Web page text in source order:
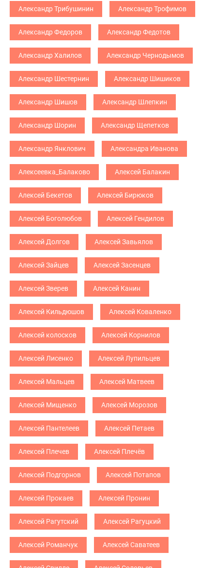
Александр Трибушинин Александр Трофимов
Александр Федоров Александр Федотов
Александр Халилов Александр Чернодымов
Александр Шестернин Александр Шишиков
Александр Шишов Александр Шлепкин
Александр Шорин Александр Щепетков
Александр Янклович Александра Иванова
Алексеевка_Балаково Алексей Балакин
Алексей Бекетов Алексей Бирюков
Алексей Боголюбов Алексей Гендилов
Алексей Долгов Алексей Завьялов
Алексей Зайцев Алексей Засенцев
Алексей Зверев Алексей Канин
Алексей Кильдюшов Алексей Коваленко
Алексей колосков Алексей Корнилов
Алексей Лисенко Алексей Лупильцев
Алексей Мальцев Алексей Матвеев
Алексей Мищенко Алексей Морозов
Алексей Пантелеев Алексей Петаев
Алексей Плечев Алексей Плечёв
Алексей Подгорнов Алексей Потапов
Алексей Прокаев Алексей Пронин
Алексей Рагутский Алексей Рагуцкий
Алексей Романчук Алексей Саватеев